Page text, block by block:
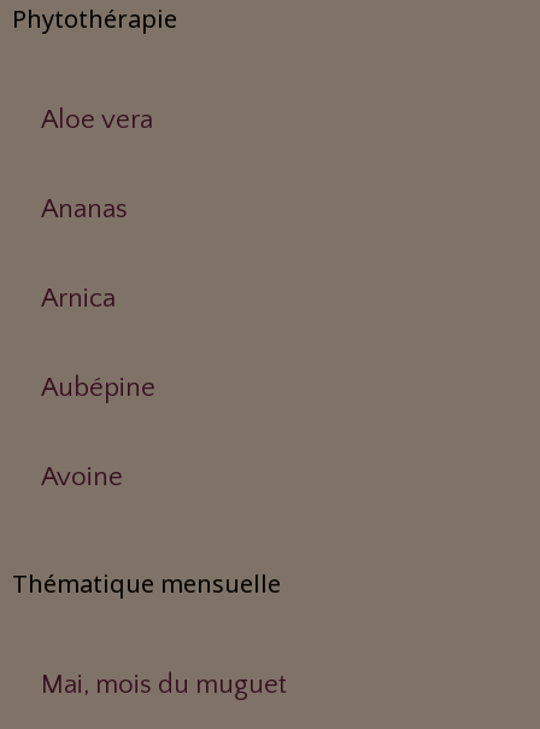
Phytothérapie
Aloe vera
Ananas
Arnica
Aubépine
Avoine
Thématique mensuelle
Mai, mois du muguet